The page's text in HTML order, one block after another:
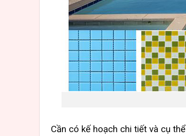
Cần có kế hoạch chi tiết và cụ thể